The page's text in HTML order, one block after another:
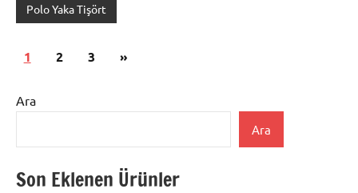
Polo Yaka Tişört
Yazı
1 2 3
Sonraki
»
Ara
Ara
Son Eklenen Ürünler